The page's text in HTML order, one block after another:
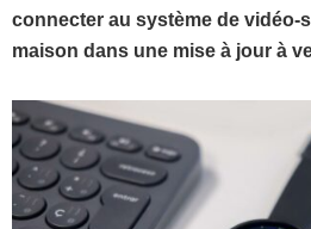
connecter au système de vidéo-
maison dans une mise à jour à